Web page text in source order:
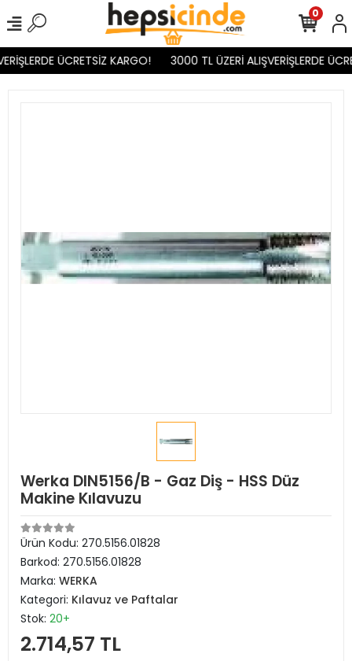
ÜCRETSİZ KARGO! 3000 TL ÜZERİ ALIŞVERİŞLERDE
0
Werka DIN5156/B - Gaz Diş - HSS Düz
Makine Kılavuzu
Ürün Kodu: 270.5156.01828
Barkod: 270.5156.01828
Marka: WERKA
Kategori: Kılavuz ve Paftalar
Stok: 20+
2.714,57 TL